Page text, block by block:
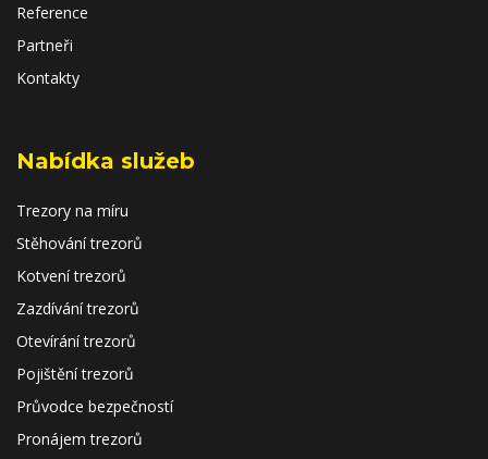
Reference
Partneři
Kontakty
Nabídka služeb
Trezory na míru
Stěhování trezorů
Kotvení trezorů
Zazdívání trezorů
Otevírání trezorů
Pojištění trezorů
Průvodce bezpečností
Pronájem trezorů